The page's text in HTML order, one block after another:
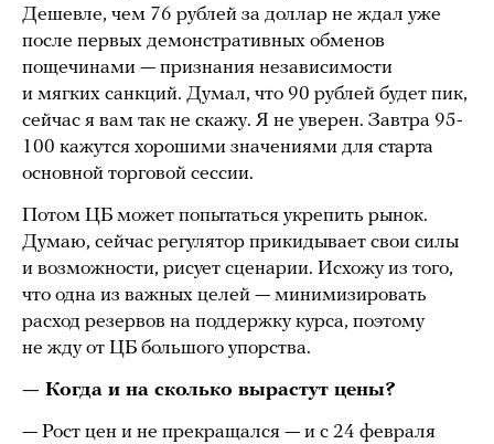
Дешевле, чем 76 рублей за доллар не ждал уже
после первых демонстративных обменов
пощечинами — признания независимости
и мягких санкций. Думал, что 90 рублей будет пик,
сейчас я вам так не скажу. Я не уверен. Завтра 95-
100 кажутся хорошими значениями для старта
основной торговой сессии.
Потом ЦБ может попытаться укрепить рынок.
Думаю, сейчас регулятор прикидывает свои силы
и возможности, рисует сценарии. Исхожу из того,
что одна из важных целей — минимизировать
расход резервов на поддержку курса, поэтому
не жду от ЦБ большого упорства.
— Когда и на сколько вырастут цены?
— Рост цен и не прекращался — и с 24 февраля